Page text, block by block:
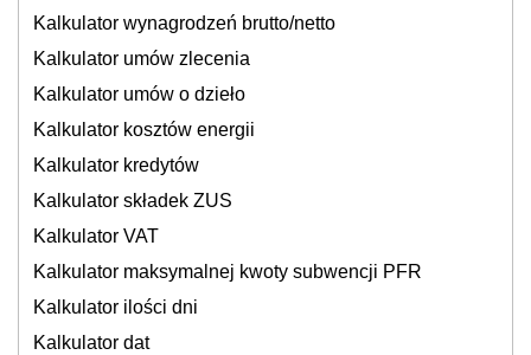
Kalkulator wynagrodzeń brutto/netto
Kalkulator umów zlecenia
Kalkulator umów o dzieło
Kalkulator kosztów energii
Kalkulator kredytów
Kalkulator składek ZUS
Kalkulator VAT
Kalkulator maksymalnej kwoty subwencji PFR
Kalkulator ilości dni
Kalkulator dat